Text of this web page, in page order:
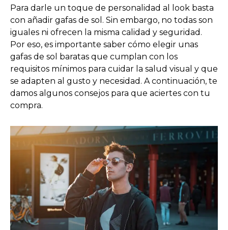
Para darle un toque de personalidad al look basta
con añadir gafas de sol. Sin embargo, no todas son
iguales ni ofrecen la misma calidad y seguridad.
Por eso, es importante saber cómo elegir unas
gafas de sol baratas que cumplan con los
requisitos mínimos para cuidar la salud visual y que
se adapten al gusto y necesidad. A continuación, te
damos algunos consejos para que aciertes con tu
compra.